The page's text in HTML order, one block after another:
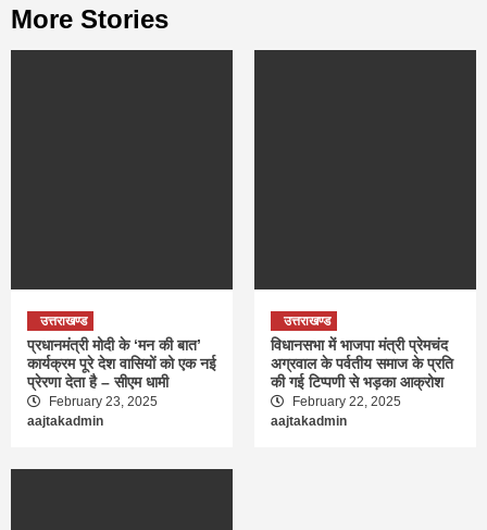
More Stories
उत्तराखण्ड
प्रधानमंत्री मोदी के ‘मन की बात’
कार्यक्रम पूरे देश वासियों को एक नई
प्रेरणा देता है – सीएम धामी
February 23, 2025
aajtakadmin
उत्तराखण्ड
विधानसभा में भाजपा मंत्री प्रेमचंद
अग्रवाल के पर्वतीय समाज के प्रति
की गई टिप्पणी से भड़का आक्रोश
February 22, 2025
aajtakadmin